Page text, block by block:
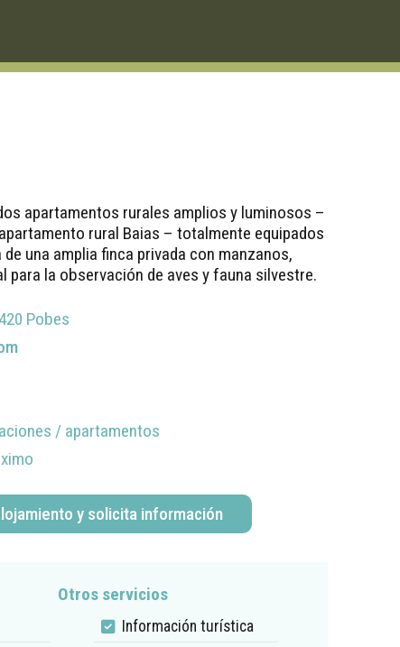
apartamentos rurales amplios y luminosos –
rural Baias – totalmente equipados
una amplia finca privada con manzanos,
para la observación de aves y fauna silvestre.
Pobes
/ apartamentos
y solicita información
Otros servicios
Información turística